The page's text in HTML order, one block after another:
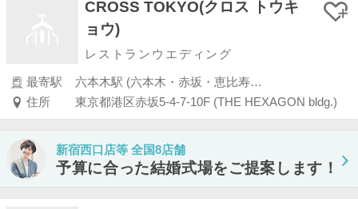
CROSS TOKYO(クロス トウキ
ョウ)
レストランウエディング
最寄駅
六本木駅 (六本木・赤坂・恵比寿・白金)
住所
東京都港区赤坂5-4-7-10F (THE HEXAGON bldg.)
新宿西口店等 全国8店舗
予算に合った結婚式場をご提案します！